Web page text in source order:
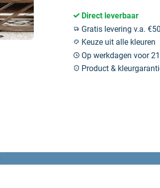
Direct leverbaar
Gratis levering v.a.
Keuze uit alle kleuren
Op werkdagen voor
Product &